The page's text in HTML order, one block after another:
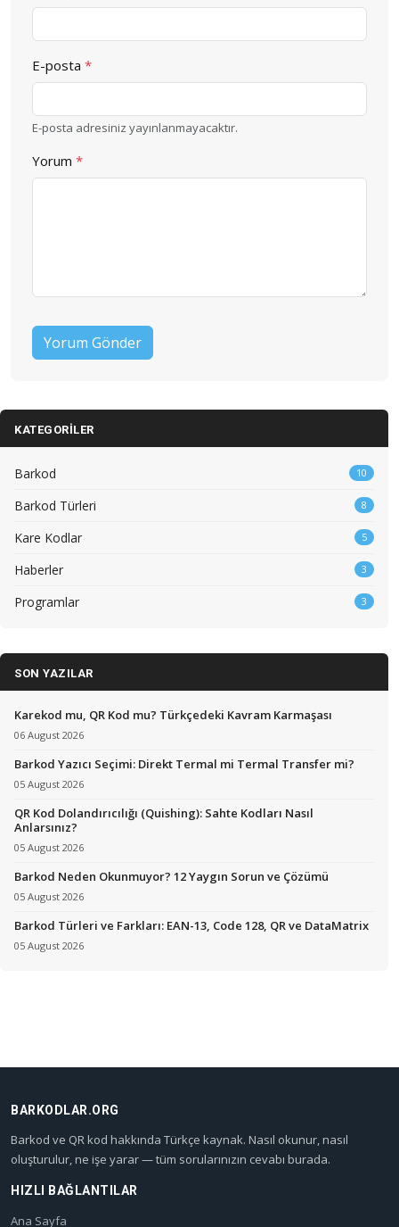
E-posta *
E-posta adresiniz yayınlanmayacaktır.
Yorum *
Yorum Gönder
KATEGORILER
Barkod 10
Barkod Türleri 8
Kare Kodlar 5
Haberler 3
Programlar 3
SON YAZILAR
Karekod mu, QR Kod mu? Türkçedeki Kavram Karmaşası
06 August 2026
Barkod Yazıcı Seçimi: Direkt Termal mi Termal Transfer mi?
05 August 2026
QR Kod Dolandırıcılığı (Quishing): Sahte Kodları Nasıl
Anlarsınız?
05 August 2026
Barkod Neden Okunmuyor? 12 Yaygın Sorun ve Çözümü
05 August 2026
Barkod Türleri ve Farkları: EAN-13, Code 128, QR ve DataMatrix
05 August 2026
BARKODLAR.ORG
Barkod ve QR kod hakkında Türkçe kaynak. Nasıl okunur, nasıl
oluşturulur, ne işe yarar — tüm sorularınızın cevabı burada.
HIZLI BAĞLANTILAR
Ana Sayfa